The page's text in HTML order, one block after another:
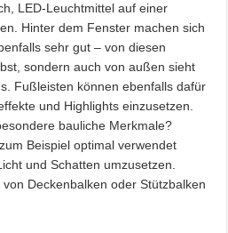
LED-Leuchtmittel auf einer
Hinter dem Fenster machen sich
sehr gut – von diesen
sondern auch von außen sieht
Fußleisten können ebenfalls dafür
und Highlights einzusetzen.
bauliche Merkmale?
Beispiel optimal verwendet
und Schatten umzusetzen.
Deckenbalken oder Stützbalken